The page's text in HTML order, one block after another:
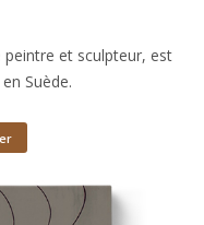
et sculpteur, est
Suède.